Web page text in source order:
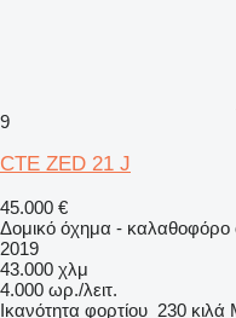
9
CTE ZED 21 J
45.000 €
Δομικό όχημα - καλαθοφόρο
2019
43.000 χλμ
4.000 ωρ./λειτ.
Ικανότητα φορτίου 230 κιλά